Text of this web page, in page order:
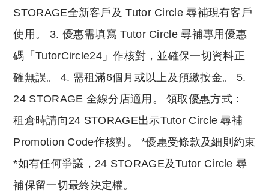
STORAGE全新客戶及 Tutor Circle 尋補現有客戶
使用。 3. 優惠需填寫 Tutor Circle 尋補專用優惠
碼「TutorCircle24」作核對，並確保一切資料正
確無誤。 4. 需租滿6個月或以上及預繳按金。 5.
24 STORAGE 全線分店適用。 領取優惠方式：
租倉時請向24 STORAGE出示Tutor Circle 尋補
Promotion Code作核對。 *優惠受條款及細則約束
*如有任何爭議，24 STORAGE及Tutor Circle 尋
補保留一切最終決定權。